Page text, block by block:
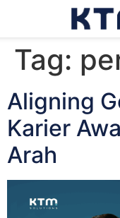
Tag:
Aligning
Karier
Arah